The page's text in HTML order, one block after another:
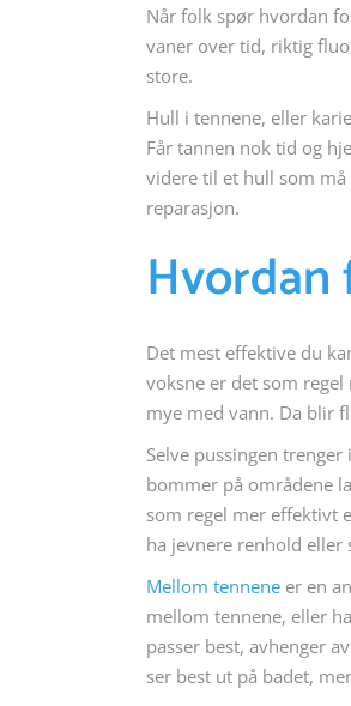
Når folk spør hvordan
vaner over tid, riktig
store.
Hull i tennene, eller
Får tannen nok tid og
videre til et hull som
reparasjon.
Det mest effektive du
voksne er det som
mye med vann. Da blir
Selve pussingen
bommer på områdene
som regel mer effektivt
ha jevnere renhold eller
Mellom tennene er en
mellom tennene, eller
passer best, avhenger
ser best ut på badet,